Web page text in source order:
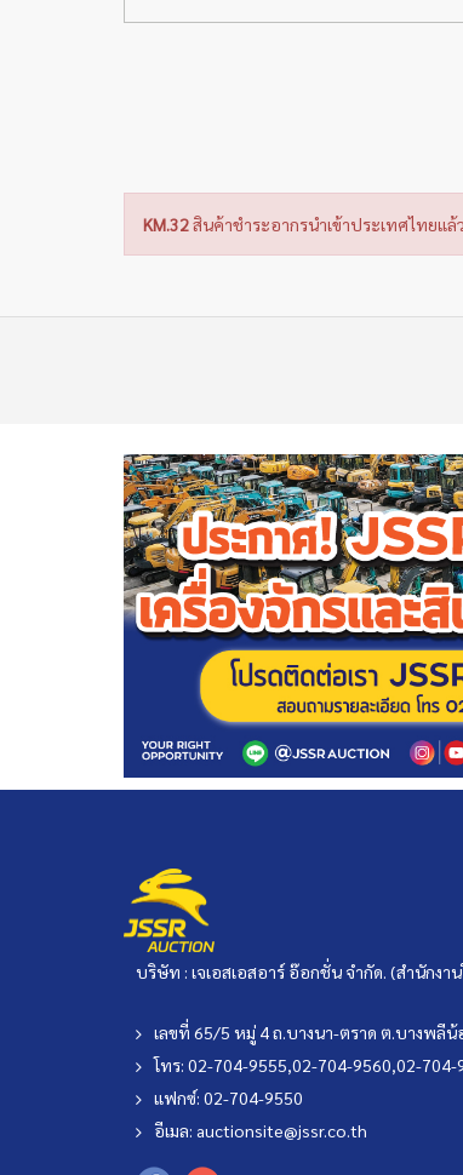
KM.32สินค้าชำระอากรนำเข้าประเทศไทยแล้ว
บริษัท : เจเอสเอสอาร์ อ๊อกชั่น จำกัด. (สำนักง
เลขที่ 65/5 หมู่ 4 ถ.บางนา-ตราด ต.บางพลี
โทร: 02-704-9555,02-704-9560,02-704-
แฟกซ์: 02-704-9550
อีเมล: auctionsite@jssr.co.th